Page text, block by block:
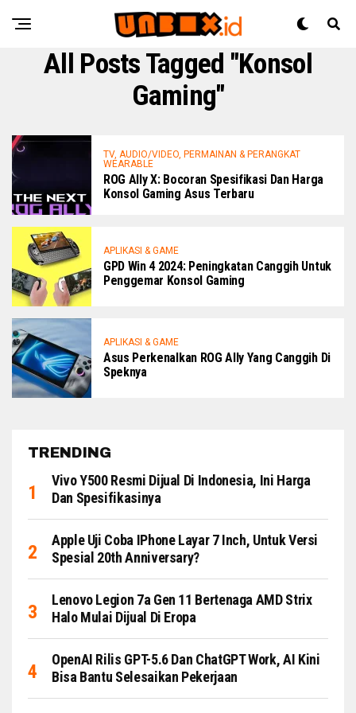
All Posts Tagged "Konsol
Gaming"
TV, AUDIO/VIDEO, PERMAINAN & PERANGKAT
WEARABLE
ROG Ally X: Bocoran Spesifikasi Dan Harga
Konsol Gaming Asus Terbaru
APLIKASI & GAME
GPD Win 4 2024: Peningkatan Canggih Untuk
Penggemar Konsol Gaming
APLIKASI & GAME
Asus Perkenalkan ROG Ally Yang Canggih Di
Speknya
TRENDING
Vivo Y500 Resmi Dijual Di Indonesia, Ini Harga
Dan Spesifikasinya
Apple Uji Coba IPhone Layar 7 Inch, Untuk Versi
Spesial 20th Anniversary?
Lenovo Legion 7a Gen 11 Bertenaga AMD Strix
Halo Mulai Dijual Di Eropa
OpenAI Rilis GPT-5.6 Dan ChatGPT Work, AI Kini
Bisa Bantu Selesaikan Pekerjaan